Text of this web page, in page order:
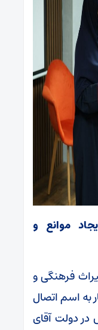
موانع و
فرهنگی و
بیان کرد: « ۸ هکتار به اسم اتصال
دولت آقای